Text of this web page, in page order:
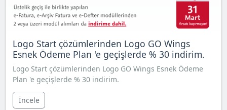
Logo Start çözümlerinden Logo GO Wings
Esnek Ödeme Plan 'e geçişlerde % 30 indirim.
Logo Start çözümlerinden Logo GO Wings Esnek Ödeme
Plan 'e geçişlerde % 30 indirim.
İncele